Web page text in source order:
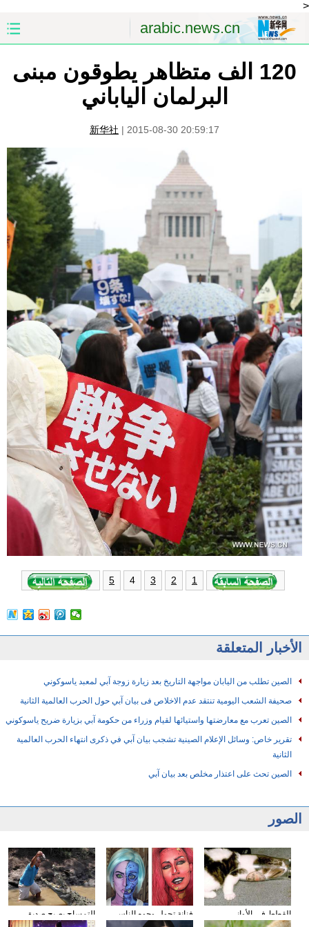
<
arabic.news.cn
الصين الصفحة الأولى
الشرق الأوسط العالم
الاقتصاد
العلوم والصحة الثقافة والتعليم
الرياضة السياحة والبيئة
مؤتمر صحفى للخارجية الصور
120 الف متظاهر يطوقون مبنى
البرلمان الياباني
新华社 | 2015-08-30 20:59:17
1
2
3
4
5
الأخبار المتعلقة
الصين تطلب من اليابان مواجهة التاريخ بعد زيارة زوجة آبي لمعبد ياسوكوني
صحيفة الشعب اليومية تنتقد عدم الاخلاص فى بيان آبي حول الحرب العالمية الثانية
الصين تعرب مع معارضتها واستيائها لقيام وزراء من حكومة آبي بزيارة ضريح ياسوكوني
تقرير خاص: وسائل الإعلام الصينية تشجب بيان آبي في ذكرى انتهاء الحرب العالمية
الثانية
الصين تحث على اعتذار مخلص بعد بيان آبي
الصور
التمساح يصبح صديق
الناس في كوستا ريكا
فنانة تحول وجوه الناس
إلى الشخصيات الكرتونية
القطط في الأواني
الزجاجية